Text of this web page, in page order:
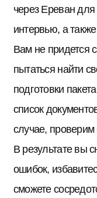
через Ереван
интервью, а
Вам не придется
пытаться найти
подготовки
список
случае, проверим
В результате вы
ошибок,
сможете